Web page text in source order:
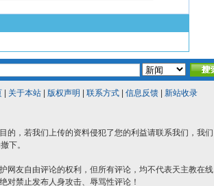
| 关于本站| 版权声明 联系方式| 信息反馈| 新站收录
的，若我们上传的资料侵犯了您的利益请联系我们，我们
下。
网友自由评论的权利，但所有评论，均不代表天主教在线
对禁止发布人身攻击、辱骂性评论！